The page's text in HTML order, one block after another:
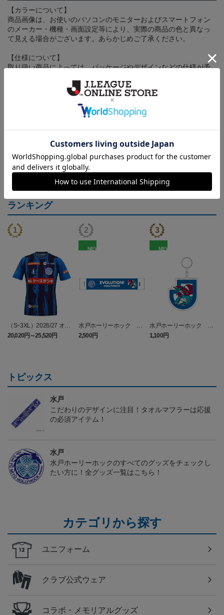
【カラーについて】
商品画像は、お使いのパソコンのモニターおよびスマートフォン
のメーカー・機種・画面設定等により、実際の商品の色と異なっ
て見える場合がございます。あらかじめご了承ください。
【仕様について】
取り扱い商品によっては、パッケージやデザインなどの仕様が予
ギフト対応について
ヘルプページ
ランキング
（Sｰ3XL）2026/27 オー
センティックユニフォー
ム FP 1st
20,020円～25,520円
NEW
水戸ホーリーホック ボ
ーマンダ タオルマフラー
2,500円
NEW
水戸ホーリーホック ボ
ーマンダ キーホルダー
1,100円
トピックス
水戸
こだわりのデザインに注目！タオルマフラーは応援
の必須アイテム！
水戸
水戸ホーリーホックのすべてのグッズをチェックし
たい方に！全グッズ一覧はこちら！
カテゴリから探す
ユニフォーム
クラブ公式ウェア
コラボ・メモリアルグッズ